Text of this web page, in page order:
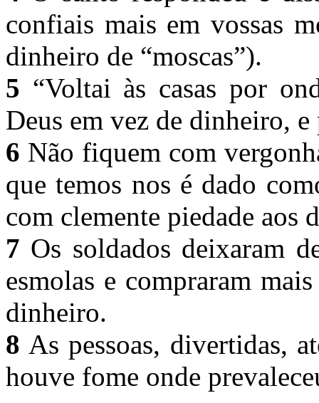
confiais mais em vossas
dinheiro de “moscas”).
5 “Voltai às casas por
Deus em vez de dinheiro,
6 Não fiquem com
que temos nos é dado
com clemente piedade aos
7 Os soldados deixaram
esmolas e compraram
dinheiro.
8 As pessoas, divertidas,
houve fome onde